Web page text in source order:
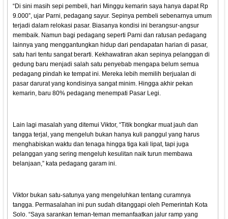
“Di sini masih sepi pembeli, hari Minggu kemarin saya hanya dapat Rp
9.000”, ujar Parni, pedagang sayur. Sepinya pembeli sebenarnya umum
terjadi dalam relokasi pasar. Biasanya kondisi ini berangsur-angsur
membaik. Namun bagi pedagang seperti Parni dan ratusan pedagang
lainnya yang menggantungkan hidup dari pendapatan harian di pasar,
satu hari tentu sangat berarti. Kekhawatiran akan sepinya pelanggan di
gedung baru menjadi salah satu penyebab mengapa belum semua
pedagang pindah ke tempat ini. Mereka lebih memilih berjualan di
pasar darurat yang kondisinya sangat minim. Hingga akhir pekan
kemarin, baru 80% pedagang menempati Pasar Legi.
Lain lagi masalah yang ditemui Viktor, “Titik bongkar muat jauh dan
tangga terjal, yang mengeluh bukan hanya kuli panggul yang harus
menghabiskan waktu dan tenaga hingga tiga kali lipat, tapi juga
pelanggan yang sering mengeluh kesulitan naik turun membawa
belanjaan,” kata pedagang garam ini.
Viktor bukan satu-satunya yang mengeluhkan tentang curamnya
tangga. Permasalahan ini pun sudah ditanggapi oleh Pemerintah Kota
Solo. “Saya sarankan teman-teman memanfaatkan jalur ramp yang